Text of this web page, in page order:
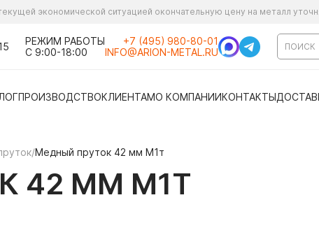
экономической ситуацией окончательную цену на металл
РЕЖИМ РАБОТЫ
С 9:00-18:00
+7 (495) 980-80-01
INFO@ARION-METAL.RU
ПРОИЗВОДСТВОКЛИЕНТАМО КОМПАНИИКОНТАКТЫ
/Медный пруток 42 мм М1т
42 ММ М1Т